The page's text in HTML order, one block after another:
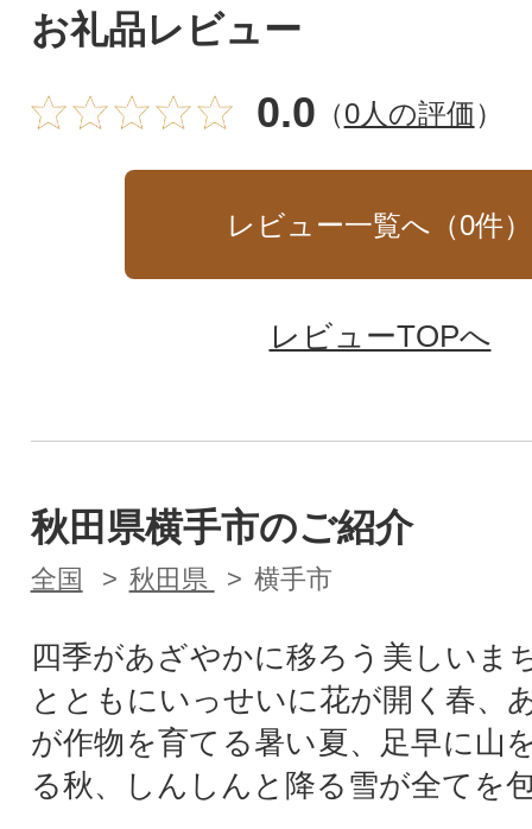
お礼品レビュー
0.0 （0人の評価）
レビュー一覧へ（0件）
レビューTOPへ
秋田県横手市のご紹介
全国 秋田県 横手市
四季があざやかに移ろう美しいま
とともにいっせいに花が開く春、
が作物を育てる暑い夏、足早に山
る秋、しんしんと降る雪が全てを